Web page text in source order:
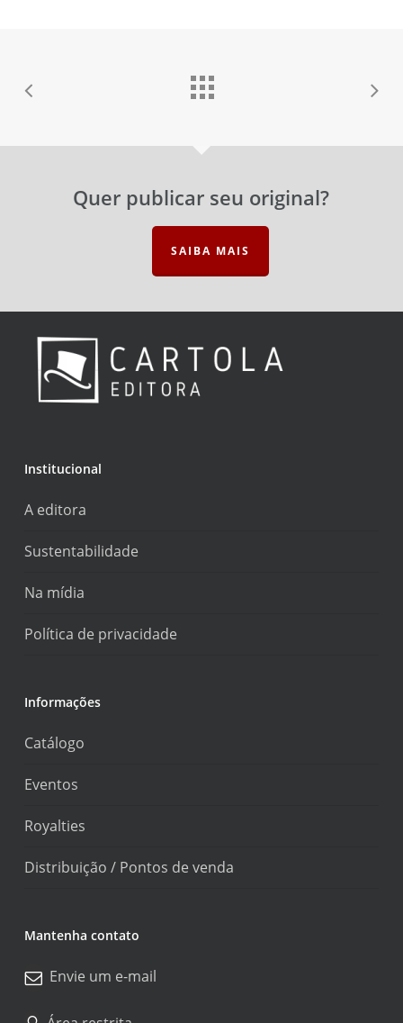
Quer publicar seu original?
SAIBA MAIS
Institucional
A editora
Sustentabilidade
Na mídia
Política de privacidade
Informações
Catálogo
Eventos
Royalties
Distribuição / Pontos de venda
Mantenha contato
Envie um e-mail